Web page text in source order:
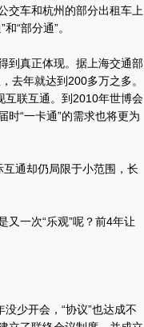
交车和杭州的部分出租车上
“部分通”。
真正体现。据上海交通部
去年就达到200多万之多。
互联互通。到2010年世博会
时“一卡通”的需求也将更为
通却仍局限于小范围，长
一次“乐观”呢？前4年让
少开会，“协议”也达成不